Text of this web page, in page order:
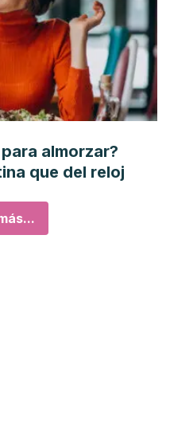
almorzar?
que del reloj